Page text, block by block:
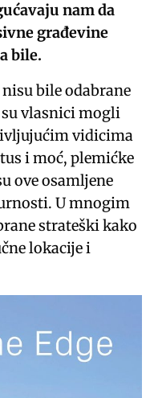
nam da
građevine
bile.
bile odabrane
su vlasnici mogli
vidicima
i moć, plemićke
ove osamljene
U mnogim
strateški kako
lokacije i